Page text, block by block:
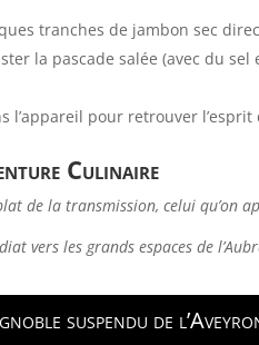
tranches de jambon sec
la pascade salée (avec du
l’appareil pour retrouver
Culinaire
de la transmission, celui qu’on
vers les grands espaces de
suspendu de